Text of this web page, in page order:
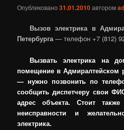
Опубликовано31.01.2010автором
Вызов электрика в
Петербурга— телефон +7 (812)
Вызвать электрика на
помещение в Адмиралтейском
— нужно позвонить по
сообщить диспетчеру свои
адрес объекта. Стоит
неисправности и
электрика.